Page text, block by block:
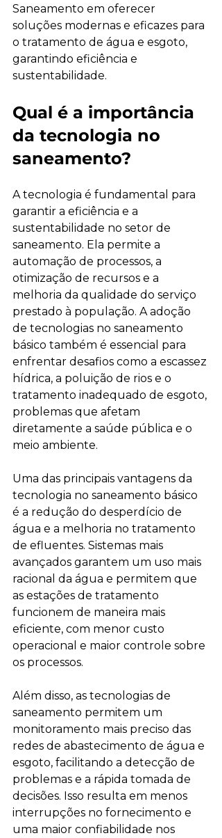
Saneamento em oferecer
soluções modernas e eficazes para
o tratamento de água e esgoto,
garantindo eficiência e
sustentabilidade.
Qual é a importância
da tecnologia no
saneamento?
A tecnologia é fundamental para
garantir a eficiência e a
sustentabilidade no setor de
saneamento. Ela permite a
automação de processos, a
otimização de recursos e a
melhoria da qualidade do serviço
prestado à população. A adoção
de tecnologias no saneamento
básico também é essencial para
enfrentar desafios como a escassez
hídrica, a poluição de rios e o
tratamento inadequado de esgoto,
problemas que afetam
diretamente a saúde pública e o
meio ambiente.
Uma das principais vantagens da
tecnologia no saneamento básico
é a redução do desperdício de
água e a melhoria no tratamento
de efluentes. Sistemas mais
avançados garantem um uso mais
racional da água e permitem que
as estações de tratamento
funcionem de maneira mais
eficiente, com menor custo
operacional e maior controle sobre
os processos.
Além disso, as tecnologias de
saneamento permitem um
monitoramento mais preciso das
redes de abastecimento de água e
esgoto, facilitando a detecção de
problemas e a rápida tomada de
decisões. Isso resulta em menos
interrupções no fornecimento e
uma maior confiabilidade nos